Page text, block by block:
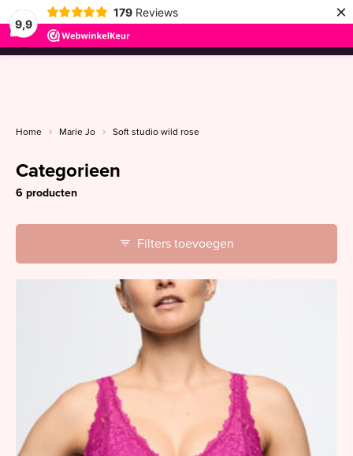
9,9
179 Reviews ×
menu
Home Marie Jo Soft studio wild rose
Categorieen
6 producten
Filters toevoegen